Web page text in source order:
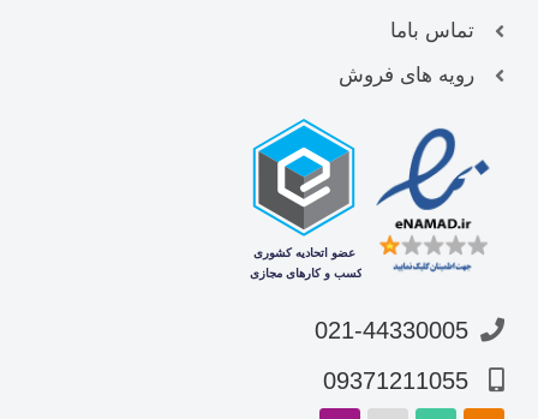
تماس باما
رویه های فروش
021-44330005
09371211055